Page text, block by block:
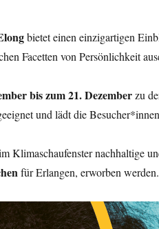
bietet einen einzigartigen
Facetten von Persönlichkeit
bis zum 21. Dezemberzu
und lädt die
Klimaschaufenster nachhaltige
für Erlangen, erworben werden.